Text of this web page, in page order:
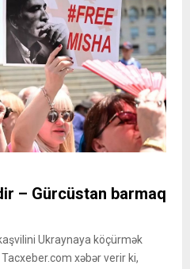
– Gürcüstan barmaq
Ukraynaya köçürmək
Tacxeber.com xəbər verir ki,